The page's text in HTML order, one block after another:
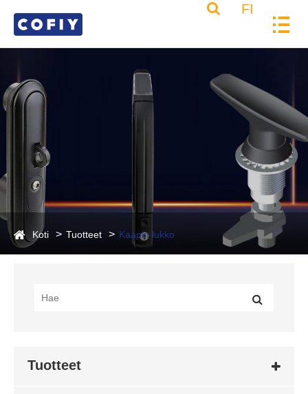
FI
Koti Tuotteet Kaapin lukko
Tuotteet